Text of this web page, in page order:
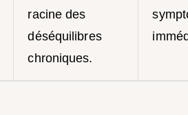
racine des
déséquilibres
chroniques.